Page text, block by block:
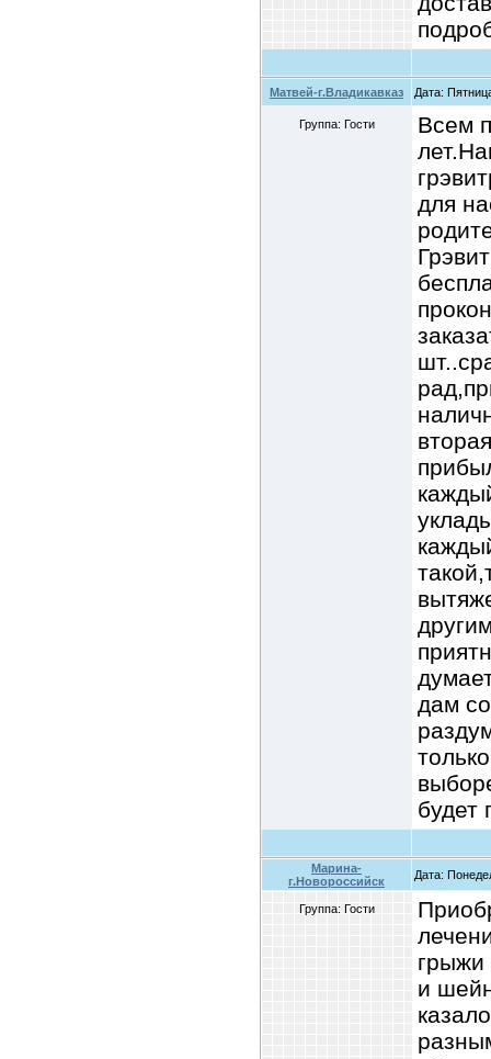
Матвей-г.Владикавказ Дата:
Группа: Гости
Всем
для
дам
будет
Марина-
г.Новороссийск
Дата:
Группа: Гости
грыжи
и